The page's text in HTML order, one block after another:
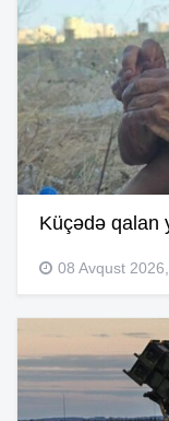
Küçədə qalan
08 Avqust